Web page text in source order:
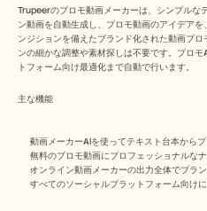
Trupeerのプロモ動画メーカーは、シンプルな
ン動画を自動生成し、プロモ動画のアイデア
ンジションを備えたブランド化された動画プ
ンの細かな調整や素材探しは不要です。プロ
トフォーム向け最適化まで自動で行います。​
主な機能
動画メーカーAIを使ってテキスト台本から
無料のプロモ動画にプロフェッショナルな
オンライン動画メーカーの出力全体でブラ
すべてのソーシャルプラットフォーム向け